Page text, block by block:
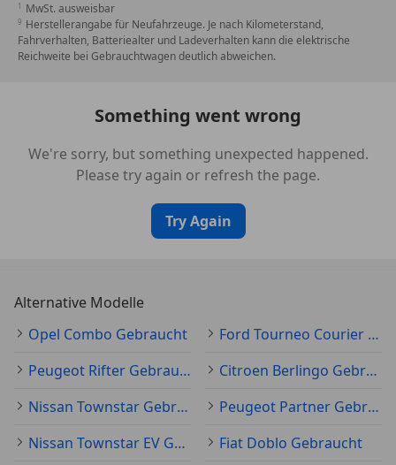
MwSt. ausweisbar
Herstellerangabe für Neufahrzeuge. Je nach Kilometerstand,
Fahrverhalten, Batteriealter und Ladeverhalten kann die elektrische
Reichweite bei Gebrauchtwagen deutlich abweichen.
Something went wrong
We're sorry, but something unexpected happened.
Please try again or refresh the page.
Try Again
Alternative Modelle
Opel Combo Gebraucht
Ford Tourneo Courier Gebraucht
Peugeot Rifter Gebraucht
Citroen Berlingo Gebraucht
Nissan Townstar Gebraucht
Peugeot Partner Gebraucht
Nissan Townstar EV Gebraucht
Fiat Doblo Gebraucht